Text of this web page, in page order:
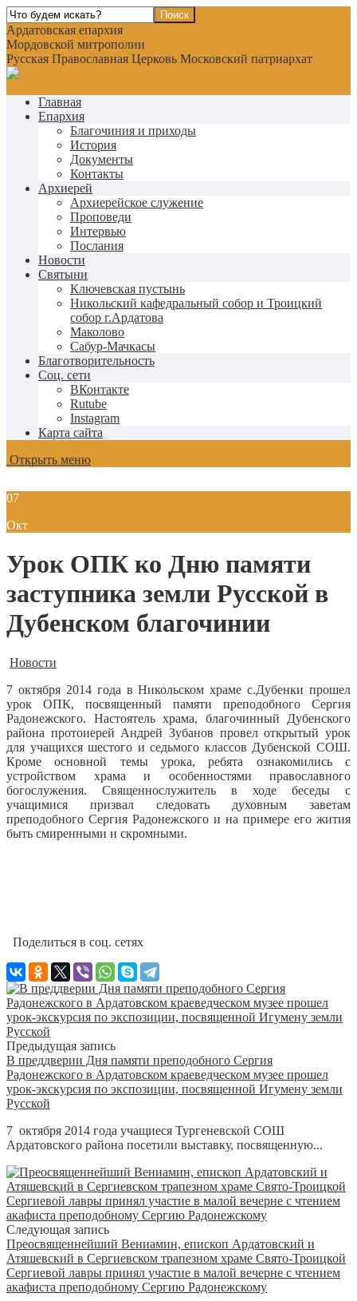
Ардатовская епархия
Мордовской митрополии
Русская Православная Церковь Московский патриархат
Главная
Епархия
Благочиния и приходы
История
Документы
Контакты
Архиерей
Архиерейское служение
Проповеди
Интервью
Послания
Новости
Святыни
Ключевская пустынь
Никольский кафедральный собор и Троицкий
собор г.Ардатова
Маколово
Сабур-Мачкасы
Благотворительность
Соц. сети
ВКонтакте
Rutube
Instagram
Карта сайта
Открыть меню
07
Окт
Урок ОПК ко Дню памяти
заступника земли Русской в
Дубенском благочинии
Новости
7 октября 2014 года в Никольском храме с.Дубенки прошел
урок ОПК, посвященный памяти преподобного Сергия
Радонежского. Настоятель храма, благочинный Дубенского
района протоиерей Андрей Зубанов провел открытый урок
для учащихся шестого и седьмого классов Дубенской СОШ.
Кроме основной темы урока, ребята ознакомились с
устройством храма и особенностями православного
богослужения. Священнослужитель в ходе беседы с
учащимися призвал следовать духовным заветам
преподобного Сергия Радонежского и на примере его жития
быть смиренными и скромными.
Поделиться в соц. сетях
Предыдущая запись
В преддверии Дня памяти преподобного Сергия
Радонежского в Ардатовском краеведческом музее прошел
урок-экскурсия по экспозиции, посвященной Игумену земли
Русской
7 октября 2014 года учащиеся Тургеневской СОШ
Ардатовского района посетили выставку, посвященную...
Следующая запись
Преосвященнейший Вениамин, епископ Ардатовский и
Атяшевский в Сергиевском трапезном храме Свято-Троицкой
Сергиевой лавры принял участие в малой вечерне с чтением
акафиста преподобному Сергию Радонежскому